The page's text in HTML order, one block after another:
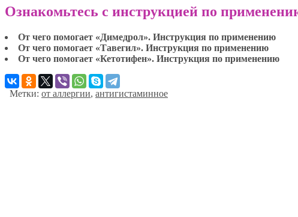
Ознакомьтесь с инструкцией по
От чего помогает «Димедрол». Инструкция по применению
От чего помогает «Тавегил». Инструкция по применению
От чего помогает «Кетотифен». Инструкция по применению
Метки: от аллергии, антигистаминное